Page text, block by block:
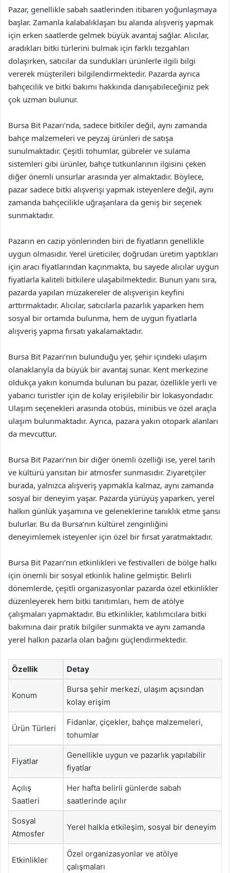
Pazar, genellikle sabah saatlerinden itibaren yoğunlaşmaya
başlar. Zamanla kalabalıklaşan bu alanda alışveriş yapmak
için erken saatlerde gelmek büyük avantaj sağlar. Alıcılar,
aradıkları bitki türlerini bulmak için farklı tezgahları
dolaşırken, satıcılar da sundukları ürünlerle ilgili bilgi
vererek müşterileri bilgilendirmektedir. Pazarda ayrıca
bahçecilik ve bitki bakımı hakkında danışabileceğiniz pek
çok uzman bulunur.
Bursa Bit Pazarı’nda, sadece bitkiler değil, aynı zamanda
bahçe malzemeleri ve peyzaj ürünleri de satışa
sunulmaktadır. Çeşitli tohumlar, gübreler ve sulama
sistemleri gibi ürünler, bahçe tutkunlarının ilgisini çeken
diğer önemli unsurlar arasında yer almaktadır. Böylece,
pazar sadece bitki alışverişi yapmak isteyenlere değil, aynı
zamanda bahçecilikle uğraşanlara da geniş bir seçenek
sunmaktadır.
Pazarın en cazip yönlerinden biri de fiyatların genellikle
uygun olmasıdır. Yerel üreticiler, doğrudan üretim yaptıkları
için aracı fiyatlarından kaçınmakta, bu sayede alıcılar uygun
fiyatlarla kaliteli bitkilere ulaşabilmektedir. Bunun yanı sıra,
pazarda yapılan müzakereler de alışverişin keyfini
arttırmaktadır. Alıcılar, satıcılarla pazarlık yaparken hem
sosyal bir ortamda bulunma, hem de uygun fiyatlarla
alışveriş yapma fırsatı yakalamaktadır.
Bursa Bit Pazarı’nın bulunduğu yer, şehir içindeki ulaşım
olanaklarıyla da büyük bir avantaj sunar. Kent merkezine
oldukça yakın konumda bulunan bu pazar, özellikle yerli ve
yabancı turistler için de kolay erişilebilir bir lokasyondadır.
Ulaşım seçenekleri arasında otobüs, minibüs ve özel araçla
ulaşım bulunmaktadır. Ayrıca, pazara yakın otopark alanları
da mevcuttur.
Bursa Bit Pazarı’nın bir diğer önemli özelliği ise, yerel tarih
ve kültürü yansıtan bir atmosfer sunmasıdır. Ziyaretçiler
burada, yalnızca alışveriş yapmakla kalmaz, aynı zamanda
sosyal bir deneyim yaşar. Pazarda yürüyüş yaparken, yerel
halkın günlük yaşamına ve geleneklerine tanıklık etme şansı
bulurlar. Bu da Bursa’nın kültürel zenginliğini
deneyimlemek isteyenler için özel bir fırsat yaratmaktadır.
Bursa Bit Pazarı’nın etkinlikleri ve festivalleri de bölge halkı
için önemli bir sosyal etkinlik haline gelmiştir. Belirli
dönemlerde, çeşitli organizasyonlar pazarda özel etkinlikler
düzenleyerek hem bitki tanıtımları, hem de atölye
çalışmaları yapmaktadır. Bu etkinlikler, katılımcılara bitki
bakımına dair pratik bilgiler sunmakta ve aynı zamanda
yerel halkın pazarla olan bağını güçlendirmektedir.
Özellik Detay
Konum
Bursa şehir merkezi, ulaşım açısından
kolay erişim
Ürün Türleri
Fidanlar, çiçekler, bahçe malzemeleri,
tohumlar
Fiyatlar
Genellikle uygun ve pazarlık yapılabilir
fiyatlar
Açılış
Saatleri
Her hafta belirli günlerde sabah
saatlerinde açılır
Sosyal
Atmosfer
Yerel halkla etkileşim, sosyal bir deneyim
Etkinlikler
Özel organizasyonlar ve atölye
çalışmaları